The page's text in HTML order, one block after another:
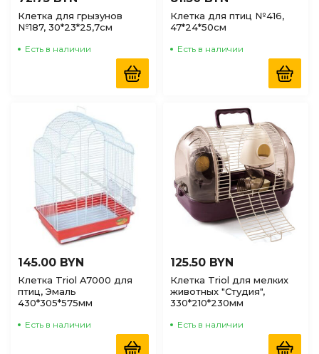
Клетка для грызунов
№187, 30*23*25,7см
Есть в наличии
Клетка для птиц №416,
47*24*50см
Есть в наличии
145.00 BYN
Клетка Triol A7000 для
птиц, Эмаль
430*305*575мм
Есть в наличии
125.50 BYN
Клетка Triol для мелких
животных "Студия",
330*210*230мм
Есть в наличии